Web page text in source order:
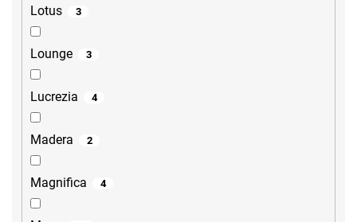
Lotus 3
Lounge 3
Lucrezia 4
Madera 2
Magnifica 4